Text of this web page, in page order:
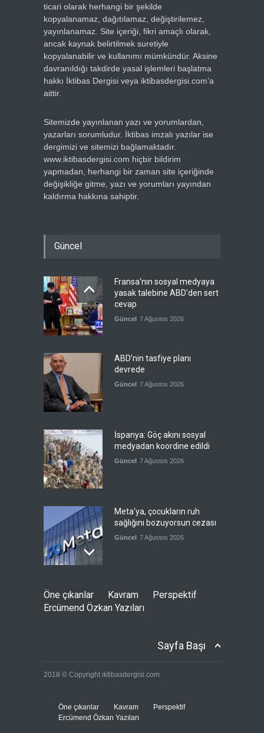
ticari olarak herhangi bir şekilde
kopyalanamaz, dağıtılamaz, değiştirilemez,
yayınlanamaz. Site içeriği, fikri amaçlı olarak,
ancak kaynak belirtilmek suretiyle
kopyalanabilir ve kullanımı mümkündür. Aksine
davranıldığı takdirde yasal işlemleri başlatma
hakkı İktibas Dergisi veya iktibasdergisi.com’a
aittir.
Sitemizde yayınlanan yazı ve yorumlardan,
yazarları sorumludur. İktibas imzalı yazılar ise
dergimizi ve sitemizi bağlamaktadır.
www.iktibasdergisi.com hiçbir bildirim
yapmadan, herhangi bir zaman site içeriğinde
değişikliğe gitme, yazı ve yorumları yayından
kaldırma hakkına sahiptir.
Güncel
Fransa'nın sosyal medyaya
yasak talebine ABD'den sert
cevap
Güncel 7 Ağustos 2026
ABD’nin tasfiye planı
devrede
Güncel 7 Ağustos 2026
İspanya: Göç akını sosyal
medyadan koordine edildi
Güncel 7 Ağustos 2026
Meta'ya, çocukların ruh
sağlığını bozuyorsun cezası
Güncel 7 Ağustos 2026
Futbol endüstrisinde kavga
devam ediyor
Pakistan savunma
Öne çıkanlar Kavram
Perspektif
Ercümend Özkan Yazıları
Sayfa Başı
2018 © Copyright iktibasdergisi.com
Öne çıkanlar Kavram
Perspektif
Ercümend Özkan Yazıları